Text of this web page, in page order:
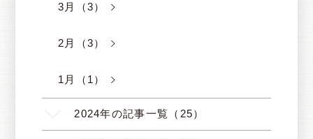
3月（3）
2月（3）
1月（1）
2024年の記事一覧（25）